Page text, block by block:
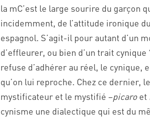
la mC’est le large sourire du garçon
incidemment, de l’attitude ironique
espagnol. S’agit-il pour autant d’un
d’effleurer, ou bien d’un trait
refuse d’adhérer au réel, le cynique,
qu’on lui reproche. Chez ce dernier,
mystificateur et le mystifié –picaro et
cynisme une dialectique qui est du